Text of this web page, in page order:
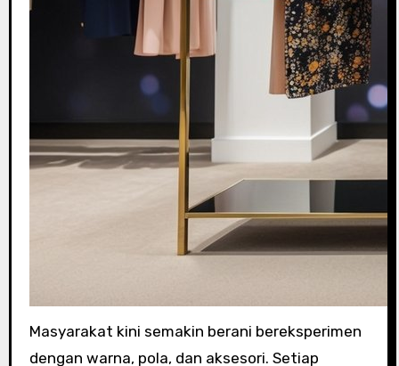
Masyarakat kini semakin berani bereksperimen
dengan warna, pola, dan aksesori. Setiap